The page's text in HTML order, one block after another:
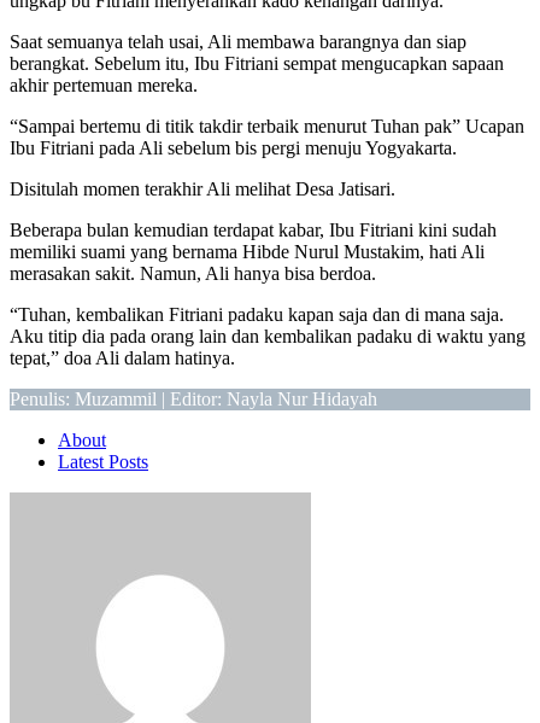
Saat semuanya telah usai, Ali membawa barangnya dan siap
berangkat. Sebelum itu, Ibu Fitriani sempat mengucapkan sapaan
akhir pertemuan mereka.
“Sampai bertemu di titik takdir terbaik menurut Tuhan pak” Ucapan
Ibu Fitriani pada Ali sebelum bis pergi menuju Yogyakarta.
Disitulah momen terakhir Ali melihat Desa Jatisari.
Beberapa bulan kemudian terdapat kabar, Ibu Fitriani kini sudah
memiliki suami yang bernama Hibde Nurul Mustakim, hati Ali
merasakan sakit. Namun, Ali hanya bisa berdoa.
“Tuhan, kembalikan Fitriani padaku kapan saja dan di mana saja.
Aku titip dia pada orang lain dan kembalikan padaku di waktu yang
tepat,” doa Ali dalam hatinya.
Penulis: Muzammil | Editor: Nayla Nur Hidayah
About
Latest Posts